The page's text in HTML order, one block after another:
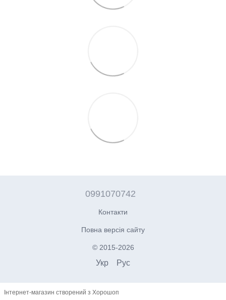
0991070742
Контакти
Повна версія сайту
© 2015-2026
Укр Рус
Інтернет-магазин створений з Хорошоп